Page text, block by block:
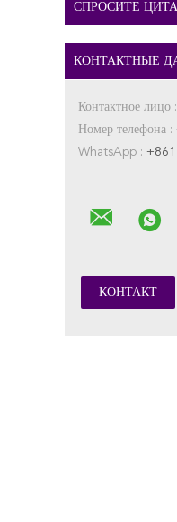
СПРОСИТЕ
КОНТАКТНЫЕ
Контактное лицо :
Номер телефона :
WhatsApp :